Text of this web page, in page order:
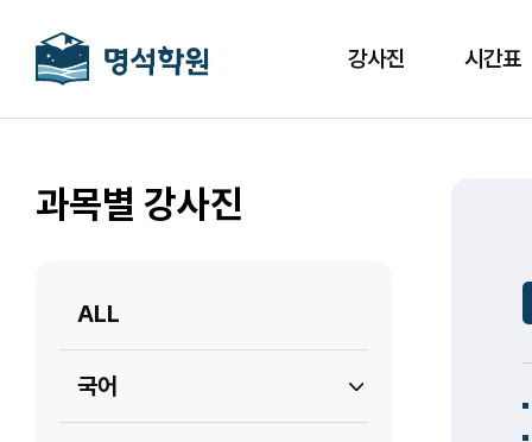
강사진 시간표
과목별 강사진
ALL
국어